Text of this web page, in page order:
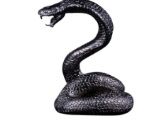
Звоните